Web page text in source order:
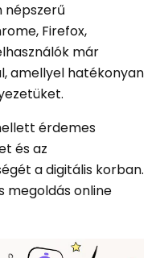
népszerű
Firefox,
már
amellyel hatékonyan
érdemes
és az
a digitális korban.
megoldás online